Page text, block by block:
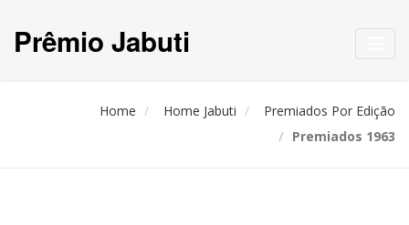
Prêmio Jabuti
Home Home Jabuti
Premiados Por Edição
Premiados 1963